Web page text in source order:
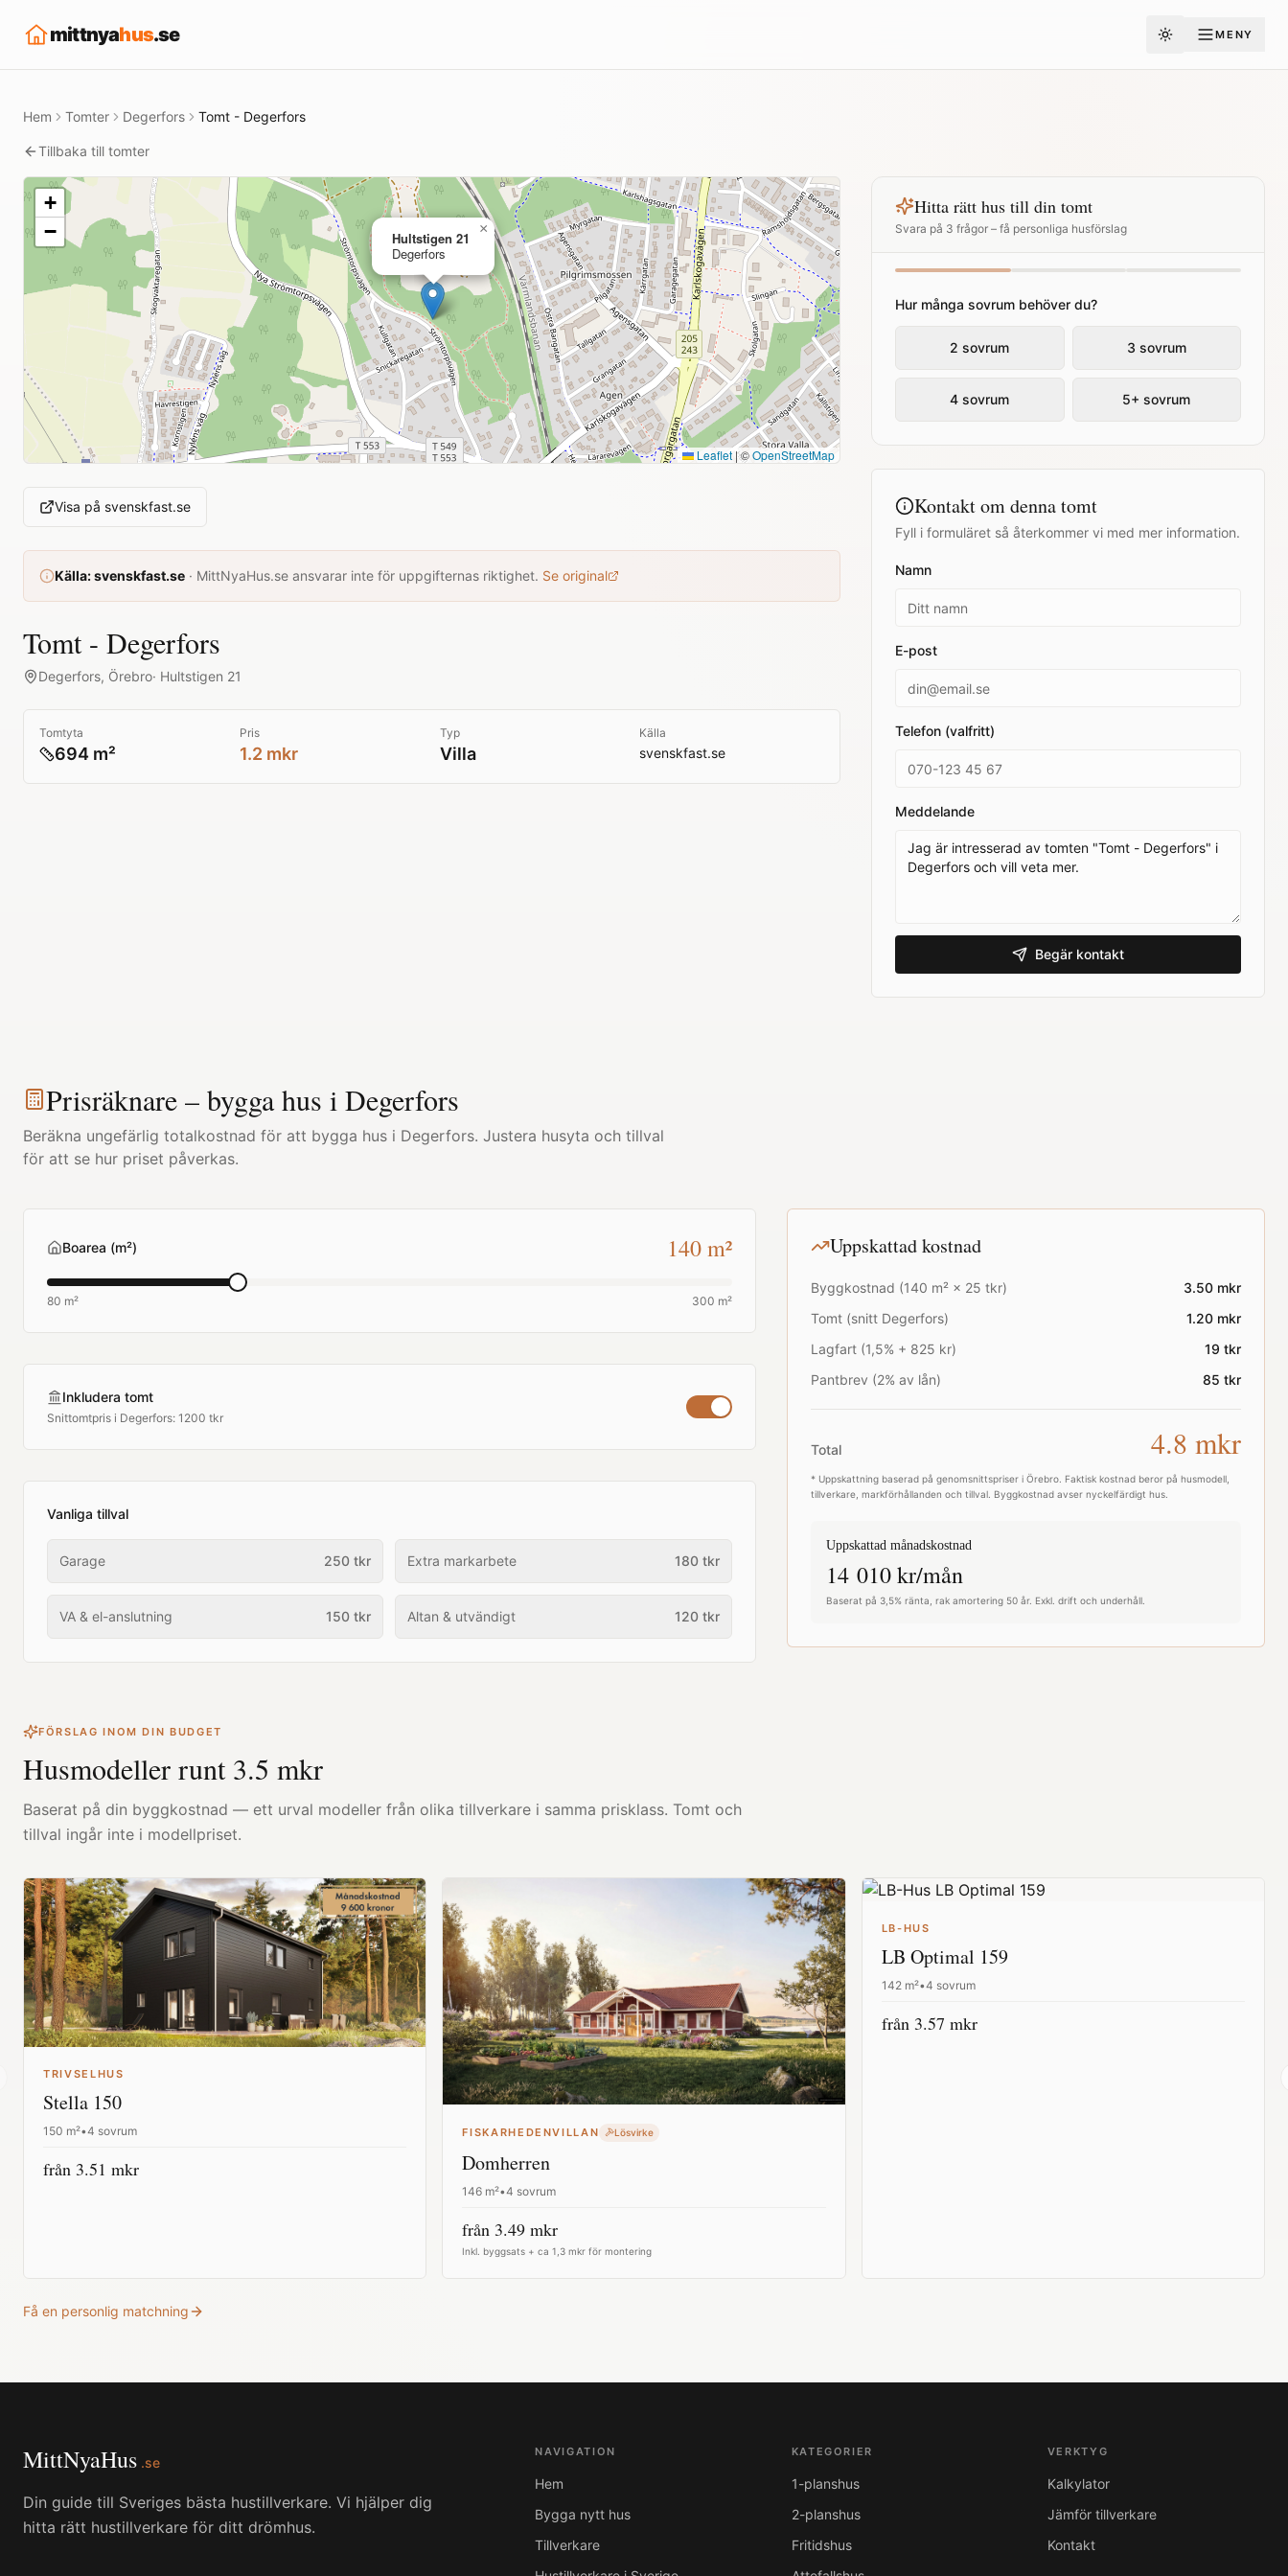
mittnyahus.se Toggle theme
MENY
Hem Tomter Degerfors Tomt - Degerfors
Tillbaka till tomter
Hultstigen 21
Degerfors
×
+
−
Leaflet |©OpenStreetMap
Visa på svenskfast.se
Källa:svenskfast.se · MittNyaHus.se ansvarar inte för uppgifternas riktighet. Se original
Tomt - Degerfors
Degerfors, Örebro· Hultstigen 21
Tomtyta
694 m²
Pris
1.2 mkr
Typ
Villa
Källa
svenskfast.se
Hitta rätt hus till din tomt
Svara på 3 frågor – få personliga husförslag
Hur många sovrum behöver du?
2 sovrum 3 sovrum
4 sovrum 5+ sovrum
Kontakt om denna tomt
Fyll i formuläret så återkommer vi med mer information.
Namn
E-post
Telefon (valfritt)
Meddelande
Begär kontakt
Prisräknare – bygga hus i Degerfors
Beräkna ungefärlig totalkostnad för att bygga hus i Degerfors. Justera husyta och tillval
för att se hur priset påverkas.
Boarea (m²) 140m²
80 m² 300 m²
Inkludera tomt
Snittomtpris i Degerfors: 1200 tkr
Vanliga tillval
Garage 250 tkr Extra markarbete 180tkr
VA & el-anslutning 150 tkr Altan & utvändigt 120tkr
Uppskattad kostnad
Byggkostnad (140 m² × 25 tkr) 3.50mkr
Tomt (snitt Degerfors) 1.20mkr
Lagfart (1,5% + 825 kr)
19 tkr
Pantbrev (2% av lån)
85 tkr
Total 4.8 mkr
* Uppskattning baserad på genomsnittspriser i Örebro. Faktisk kostnad beror på husmodell,
tillverkare, markförhållanden och tillval. Byggkostnad avser nyckelfärdigt hus.
Uppskattad månadskostnad
14 010kr/mån
Baserat på 3,5% ränta, rak amortering 50 år. Exkl. drift och underhåll.
FÖRSLAG INOM DIN BUDGET
Husmodeller runt 3.5 mkr
Baserat på din byggkostnad — ett urval modeller från olika tillverkare i samma prisklass. Tomt och
tillval ingår inte i modellpriset.
TRIVSELHUS
Stella 150
150 m²•4 sovrum
från 3.51 mkr
FISKARHEDENVILLAN Lösvirke
Domherren
146 m²•4 sovrum
från 3.49 mkr
Inkl. byggsats + ca 1,3 mkr för montering
LB-HUS
LB Optimal 159
142m²•4 sovrum
från 3.57 mkr
Få en personlig matchning
MittNyaHus .se
Din guide till Sveriges bästa hustillverkare. Vi hjälper dig
hitta rätt hustillverkare för ditt drömhus.
NAVIGATION
Hem
Bygga nytt hus
Tillverkare
KATEGORIER
1-planshus
2-planshus
Fritidshus
VERKTYG
Kalkylator
Jämför tillverkare
Kontakt